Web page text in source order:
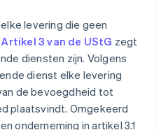
levering die geen
Artikel 3 van de UStG zegt
diensten zijn. Volgens
dienst elke levering
de bevoegdheid tot
plaatsvindt. Omgekeerd
onderneming in artikel 3.1